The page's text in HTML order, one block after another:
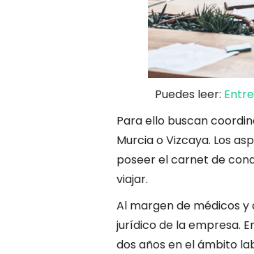
Puedes leer:
Para ello buscan
Murcia o Vizcaya. Los
poseer el carnet de
viajar.
Al margen de médicos
jurídico de la empresa.
dos años en el ámbito